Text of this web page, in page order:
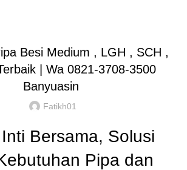
Besi Medium , LGH , SCH ,
| Wa 0821-3708-3500
Banyuasin
Fatikh01
Bersama, Solusi
Pipa dan